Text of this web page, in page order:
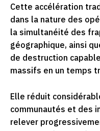
Cette accélération
dans la nature des
la simultanéité des
géographique, ainsi
de destruction
massifs en un temps
Elle réduit
communautés et des
relever